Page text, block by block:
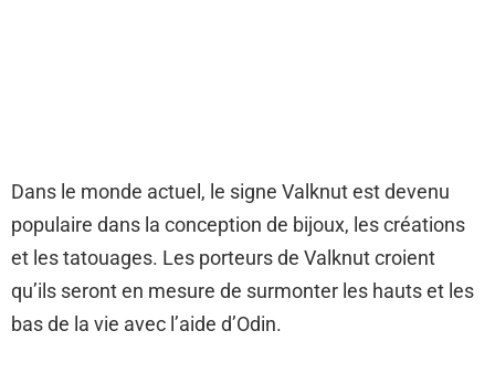
Dans le monde actuel, le signe Valknut est devenu
populaire dans la conception de bijoux, les créations
et les tatouages. Les porteurs de Valknut croient
qu’ils seront en mesure de surmonter les hauts et les
bas de la vie avec l’aide d’Odin.